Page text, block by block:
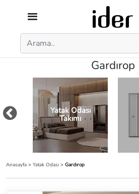
Gardırop
Yatak Odası
Takımı
Anasayfa > Yatak Odası > Gardırop